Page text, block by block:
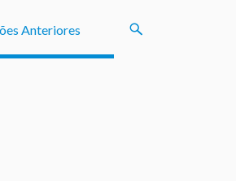
Anteriores